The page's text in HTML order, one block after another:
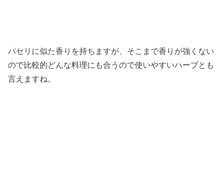
パセリに似た香りを持ちますが、そこまで香りが強くない
ので比較的どんな料理にも合うので使いやすいハーブとも
言えますね。